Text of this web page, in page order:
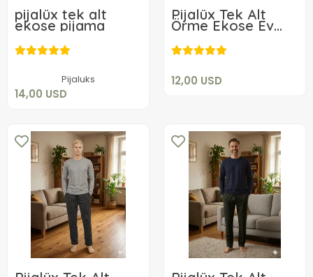
pijalüx tek alt
ekose pijama
Pijaluks
14,00 USD
14,00 USD
Pijalüx Tek Alt
Örme Ekose Ev
Pantolonu
12,00 USD
12,00 USD
Sepete Ekle